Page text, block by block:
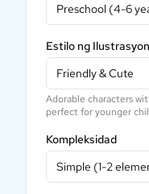
Preschool (4-6
Estilo ng Ilustrasyon
Friendly & Cute
Adorable characters
perfect for younger
Kompleksidad
Simple (1-2